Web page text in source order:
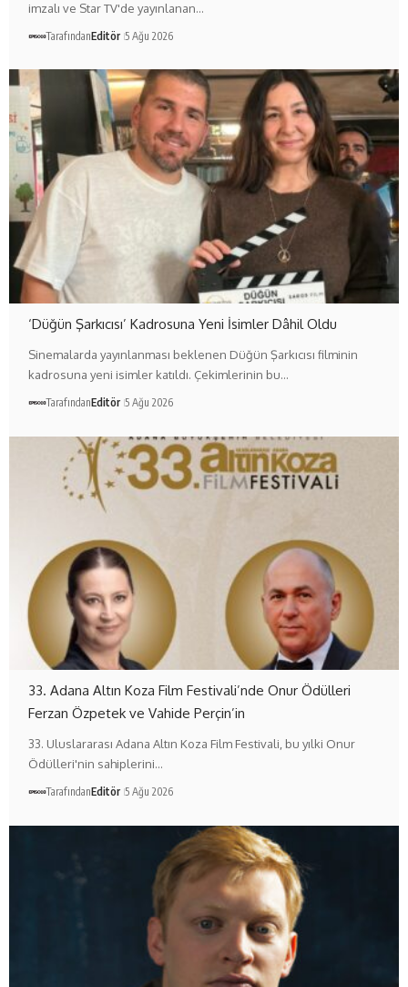
imzalı ve Star TV'de yayınlanan…
TarafındanEditör 5 Ağu 2026
‘Düğün Şarkıcısı’ Kadrosuna Yeni İsimler Dâhil Oldu
Sinemalarda yayınlanması beklenen Düğün Şarkıcısı filminin
kadrosuna yeni isimler katıldı. Çekimlerinin bu…
TarafındanEditör 5 Ağu 2026
33. Adana Altın Koza Film Festivali’nde Onur Ödülleri
Ferzan Özpetek ve Vahide Perçin’in
33. Uluslararası Adana Altın Koza Film Festivali, bu yılki Onur
Ödülleri'nin sahiplerini…
TarafındanEditör 5 Ağu 2026